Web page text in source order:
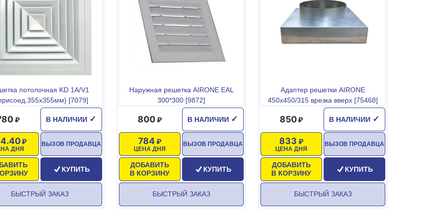
потолочная KD 1A/V1
[7079]
В НАЛИЧИИ ✓
ДНЯ
ВЫЗОВ ПРОДАВЦА
КУПИТЬ
БЫСТРЫЙ ЗАКАЗ
Наружная решетка AIRONE EAL
300*300 [9872]
В НАЛИЧИИ ✓
800
ЦЕНА ДНЯ
784
ДОБАВИТЬ
В КОРЗИНУ
ВЫЗОВ ПРОДАВЦА
КУПИТЬ
БЫСТРЫЙ ЗАКАЗ
Адаптер решетки AIRONE
450х450/315 врезка вверх [75468]
В НАЛИЧИИ ✓
850
ЦЕНА ДНЯ
833
ДОБАВИТЬ
В КОРЗИНУ
ВЫЗОВ ПРОДАВЦА
КУПИТЬ
БЫСТРЫЙ ЗАКАЗ